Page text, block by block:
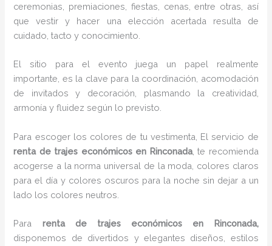
ceremonias, premiaciones, fiestas, cenas, entre otras, así
que vestir y hacer una elección acertada resulta de
cuidado, tacto y conocimiento.
El sitio para el evento juega un papel realmente
importante, es la clave para la coordinación, acomodación
de invitados y decoración, plasmando la creatividad,
armonía y fluidez según lo previsto.
Para escoger los colores de tu vestimenta, El servicio de
renta de trajes económicos en Rinconada, te recomienda
acogerse a la norma universal de la moda, colores claros
para el día y colores oscuros para la noche sin dejar a un
lado los colores neutros.
Para renta de trajes económicos en Rinconada,
disponemos de divertidos y elegantes diseños, estilos